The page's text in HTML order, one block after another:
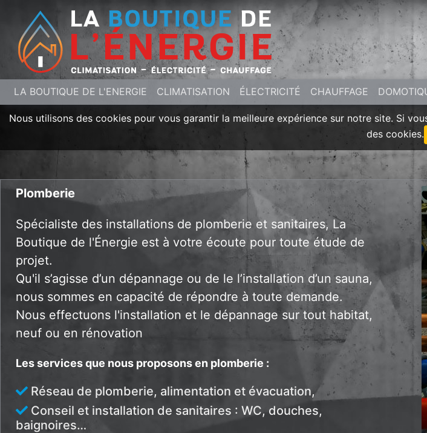
LA BOUTIQUE DE L'ENERGIE CLIMATISATION ÉLECTRICITÉ CHAUFFAGE
Nous utilisons des cookies pour vous garantir la meilleure expérience sur notre site. Si
des cookies.
Plomberie
Spécialiste des installations de plomberie et sanitaires, La
Boutique de l'Énergie est à votre écoute pour toute étude de
projet.
Qu'il s’agisse d’un dépannage ou de le l’installation d’un sauna,
nous sommes en capacité de répondre à toute demande.
Nous effectuons l'installation et le dépannage sur tout habitat,
neuf ou en rénovation
Les services que nous proposons en plomberie :
Réseau de plomberie, alimentation et évacuation,
Conseil et installation de sanitaires : WC, douches,
baignoires…